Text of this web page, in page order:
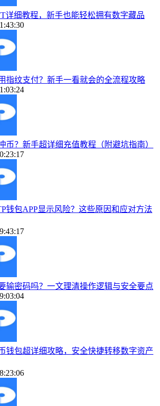
详细教程，新手也能轻松拥有数字藏品
指纹支付？新手一看就会的全流程攻略
币？新手超详细充值教程（附避坑指南）
钱包APP显示风险？这些原因和应对方法
输密码吗？一文理清操作逻辑与安全要点
钱包超详细攻略，安全快捷转移数字资产